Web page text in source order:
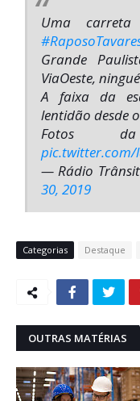
Uma
Grande
ViaOeste,
A faixa da
lentidão desde
Fotos
pic.twitter.com/
— Rádio
30, 2019
Categorias Destaque
OUTRAS MATÉRIAS